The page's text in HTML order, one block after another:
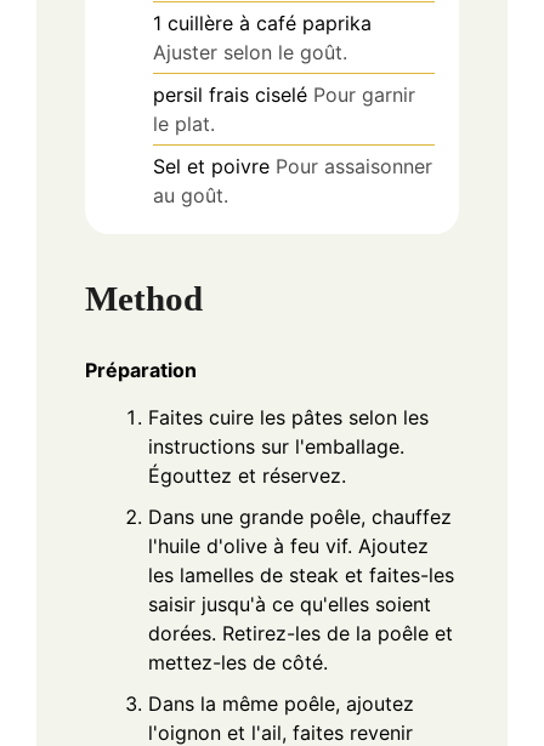
1 cuillère à café paprika
Ajuster selon le goût.
persil frais ciselé Pour garnir
le plat.
Sel et poivre Pour assaisonner
au goût.
Method
Préparation
Faites cuire les pâtes selon les
instructions sur l'emballage.
Égouttez et réservez.
Dans une grande poêle, chauffez
l'huile d'olive à feu vif. Ajoutez
les lamelles de steak et faites-les
saisir jusqu'à ce qu'elles soient
dorées. Retirez-les de la poêle et
mettez-les de côté.
Dans la même poêle, ajoutez
l'oignon et l'ail, faites revenir